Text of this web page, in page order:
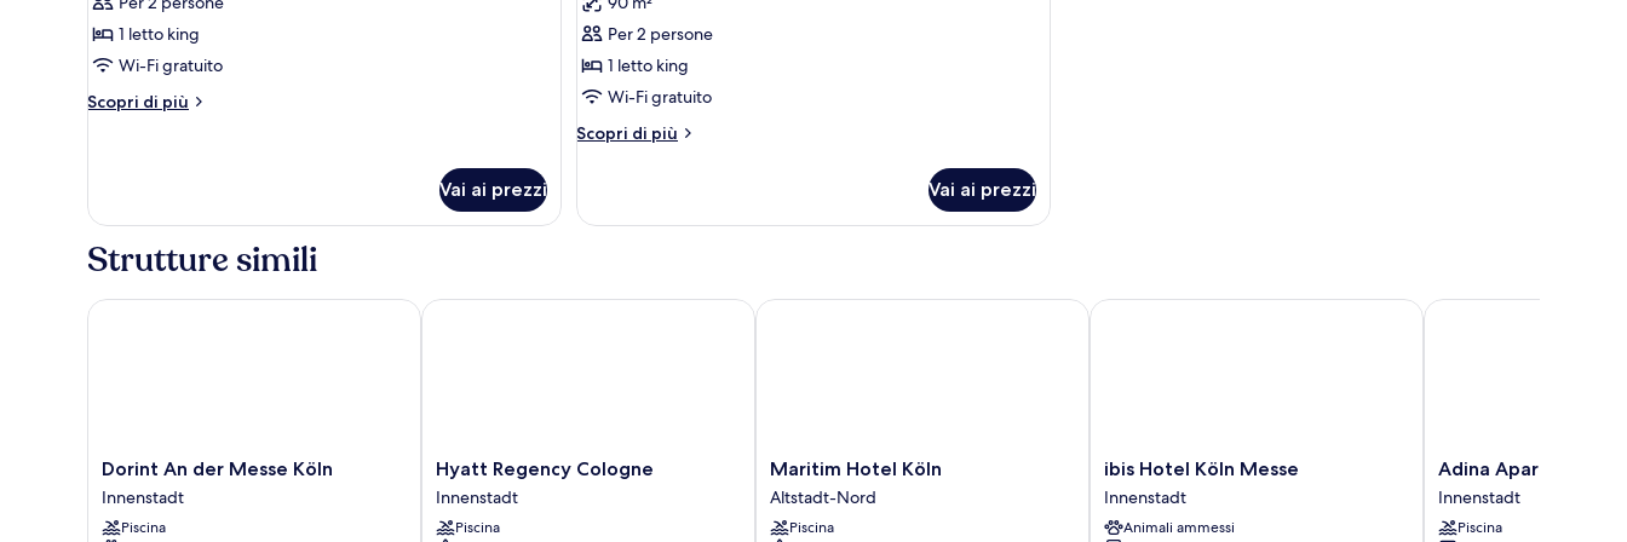
foto
per
Suite,
1
camera
(Bohemian)
1 letto king
Wi-Fi gratuito
Scopri di più
Altri
camera
da
letto,
balcone
(Bohemian)
Vai ai prezzi
foto
per
Suite
Presidenziale
View)
Per 2 persone
1 letto king
Wi-Fi gratuito
Scopri di più
Altri
Presidenziale
Vai ai prezzi
Strutture simili
Dorint
An
der
Messe
Dorint An der Messe Köln
Innenstadt
Piscina
Dorint An der Messe Köln
Hyatt
Regency
Cologne
Innenstadt
Hyatt Regency Cologne
Innenstadt
Piscina
Hyatt Regency Cologne
Maritim
Hotel
Köln
Altstadt-
Maritim Hotel Köln
Altstadt-Nord
Piscina
Maritim Hotel Köln
ibis
Hotel
Köln
Messe
ibis Hotel Köln Messe
Innenstadt
Animali ammessi
ibis Hotel Köln Messe
Adina
Apartment
Hotel
Cologne
Adina Apartment
Innenstadt
Piscina
Adina Apartment